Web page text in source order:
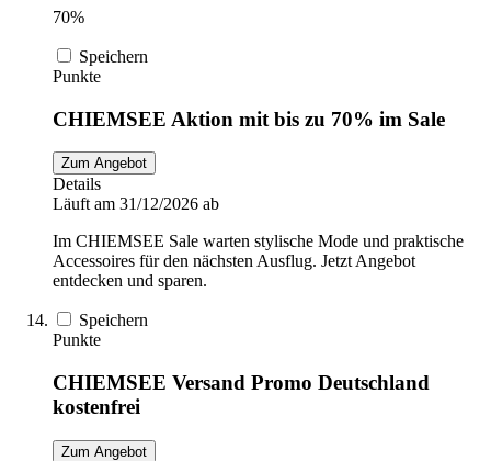
70%
Speichern
Punkte
CHIEMSEE Aktion mit bis zu 70% im Sale
Zum Angebot
Details
Läuft am 31/12/2026 ab
Im CHIEMSEE Sale warten stylische Mode und praktische
Accessoires für den nächsten Ausflug. Jetzt Angebot
entdecken und sparen.
Speichern
Punkte
CHIEMSEE Versand Promo Deutschland
kostenfrei
Zum Angebot